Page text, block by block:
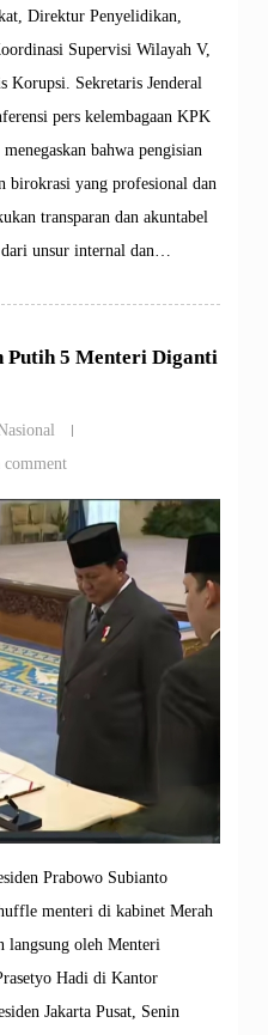
Direktur Penyelidikan,
Supervisi Wilayah V,
Korupsi. Sekretaris Jenderal
pers kelembagaan KPK
bahwa pengisian
birokrasi yang profesional dan
transparan dan akuntabel
unsur internal dan…
Putih 5 Menteri Diganti
comment
Prabowo Subianto
menteri di kabinet Merah
langsung oleh Menteri
Hadi di Kantor
Jakarta Pusat, Senin